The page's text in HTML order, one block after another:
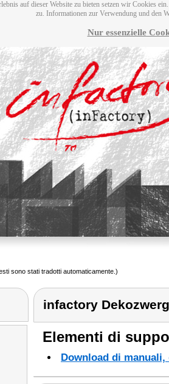
auf dieser Website zu bieten setzen wir Cookies
zu. Informationen zur Verwendung und den
Nur essenzielle
sono stati tradotti automaticamente.)
infactory
Elementi di
Download di